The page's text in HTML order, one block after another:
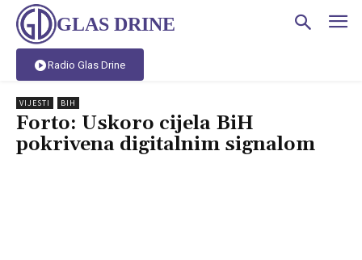
GLAS DRINE
Radio Glas Drine
VIJESTI BIH
Forto: Uskoro cijela BiH
pokrivena digitalnim signalom